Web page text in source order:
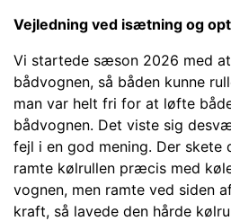
Vejledning ved isætning og
Vi startede sæson 2026 med
bådvognen, så båden kunne
man var helt fri for at løfte
bådvognen. Det viste sig
fejl i en god mening. Der skete
ramte kølrullen præcis med
vognen, men ramte ved siden
kraft, så lavede den hårde